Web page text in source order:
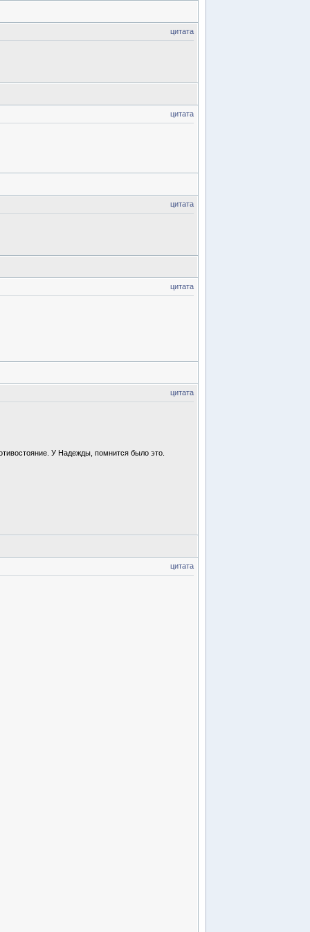
цитата
цитата
цитата
цитата
цитата
У Надежды, помнится было это.
цитата